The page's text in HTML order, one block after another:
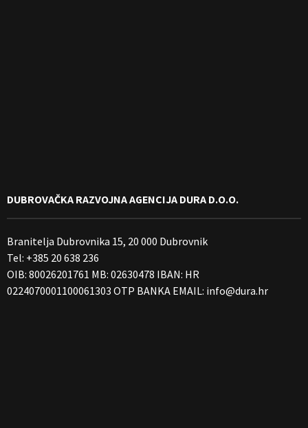
DUBROVAČKA RAZVOJNA AGENCIJA DURA D.O.O.
Branitelja Dubrovnika 15, 20 000 Dubrovnik
Tel: +385 20 638 236
OIB: 80026201761 MB: 02630478 IBAN: HR
0224070001100061303 OTP BANKA EMAIL: info@dura.hr